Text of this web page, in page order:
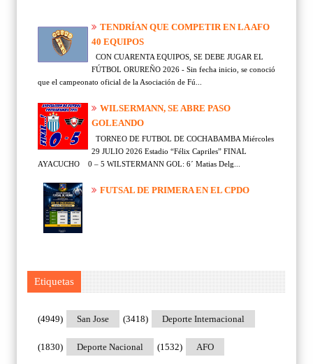
TENDRÍAN QUE COMPETIR EN LA AFO
40 EQUIPOS
CON CUARENTA EQUIPOS, SE DEBE JUGAR EL
FÚTBOL ORUREÑO 2026 - Sin fecha inicio, se conoció
que el campeonato oficial de la Asociación de Fú...
WILSERMANN, SE ABRE PASO
GOLEANDO
TORNEO DE FUTBOL DE COCHABAMBA Miércoles
29 JULIO 2026 Estadio “Félix Capriles” FINAL
AYACUCHO 0 – 5 WILSTERMANN GOL: 6´ Matias Delg...
FUTSAL DE PRIMERA EN EL CPDO
Etiquetas
San Jose
(4949) Deporte Internacional
(3418)
Deporte Nacional
(1830) AFO
(1532)